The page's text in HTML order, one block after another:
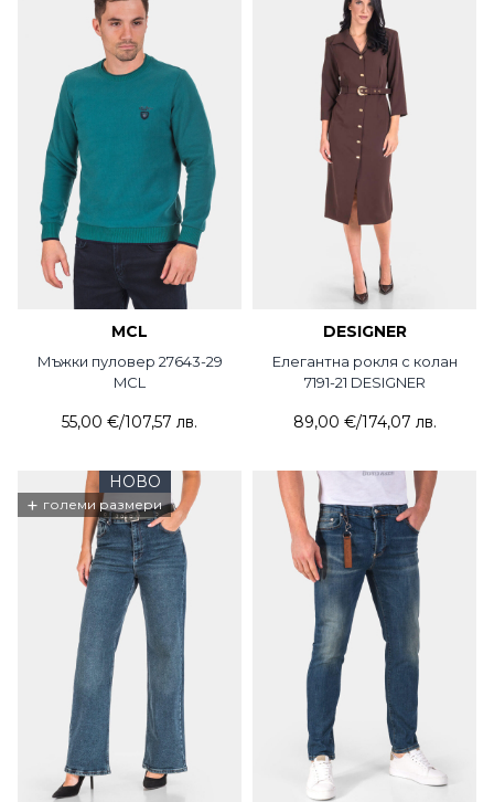
MCL
Мъжки пуловер 27643-29
MCL
55,00 €/107,57 лв.
DESIGNER
Елегантна рокля с колан
7191-21 DESIGNER
89,00 €/174,07 лв.
НОВО
+ големи размери